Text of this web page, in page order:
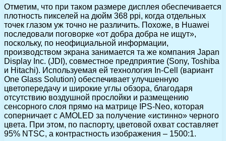
Отметим, что при таком размере дисплея обеспечивается
плотность пикселей на дюйм 368 ppi, когда отдельных
точек глазом уж точно не различить. Похоже, в Huawei
последовали поговорке «от добра добра не ищут»,
поскольку, по неофициальной информации,
производством экрана занимается та же компания Japan
Display Inc. (JDI), совместное предприятие (Sony, Toshiba
и Hitachi). Используемая ей технология In-Cell (вариант
One Glass Solution) обеспечивает улучшенную
цветопередачу и широкие углы обзора, благодаря
отсутствию воздушной прослойки и размещению
сенсорного слоя прямо на матрице IPS-Neo, которая
соперничает с AMOLED за получение «истинно» черного
цвета. При этом, по паспорту, цветовой охват составляет
95% NTSC, а контрастность изображения – 1500:1.